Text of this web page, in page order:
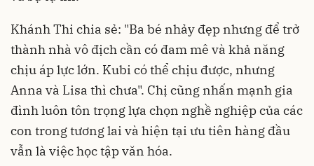
Khánh Thi chia sẻ: "Ba bé nhảy đẹp nhưng để trở
thành nhà vô địch cần có đam mê và khả năng
chịu áp lực lớn. Kubi có thể chịu được, nhưng
Anna và Lisa thì chưa". Chị cũng nhấn mạnh gia
đình luôn tôn trọng lựa chọn nghề nghiệp của các
con trong tương lai và hiện tại ưu tiên hàng đầu
vẫn là việc học tập văn hóa.